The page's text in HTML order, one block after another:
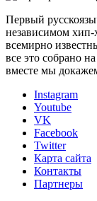
Первый
независимом
всемирно
все это собрано
вместе мы
Instagram
Youtube
VK
Facebook
Twitter
Карта сайта
Контакты
Партнеры